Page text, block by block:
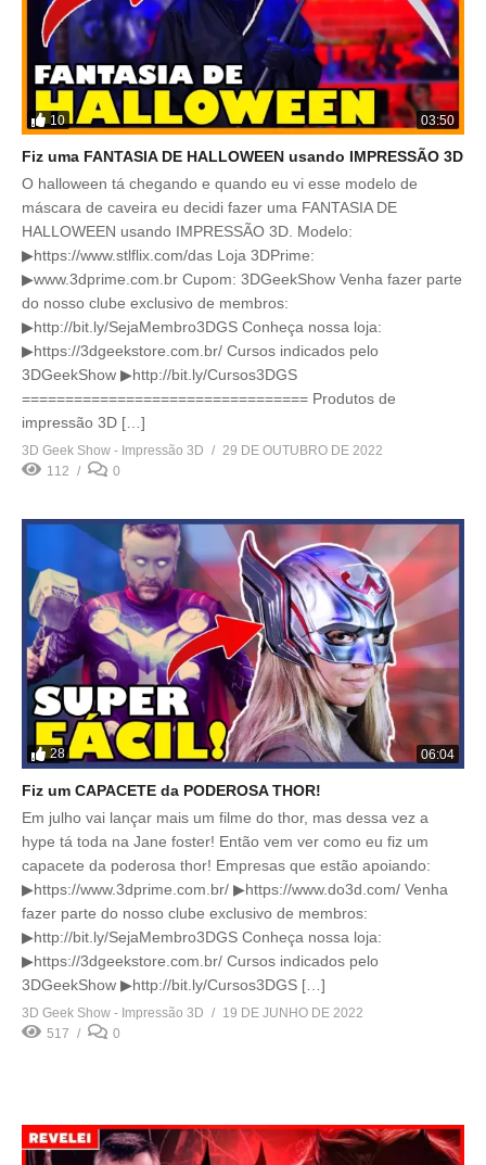
10 03:50
Fiz uma FANTASIA DE HALLOWEEN usando IMPRESSÃO 3D
O halloween tá chegando e quando eu vi esse modelo de
máscara de caveira eu decidi fazer uma FANTASIA DE
HALLOWEEN usando IMPRESSÃO 3D. Modelo:
▶https://www.stlflix.com/das Loja 3DPrime:
▶www.3dprime.com.br Cupom: 3DGeekShow Venha fazer parte
do nosso clube exclusivo de membros:
▶http://bit.ly/SejaMembro3DGS Conheça nossa loja:
▶https://3dgeekstore.com.br/ Cursos indicados pelo
3DGeekShow ▶http://bit.ly/Cursos3DGS
================================= Produtos de
impressão 3D […]
3D Geek Show - Impressão 3D
29 DE OUTUBRO DE 2022
112
0
28 06:04
Fiz um CAPACETE da PODEROSA THOR!
Em julho vai lançar mais um filme do thor, mas dessa vez a
hype tá toda na Jane foster! Então vem ver como eu fiz um
capacete da poderosa thor! Empresas que estão apoiando:
▶https://www.3dprime.com.br/ ▶https://www.do3d.com/ Venha
fazer parte do nosso clube exclusivo de membros:
▶http://bit.ly/SejaMembro3DGS Conheça nossa loja:
▶https://3dgeekstore.com.br/ Cursos indicados pelo
3DGeekShow ▶http://bit.ly/Cursos3DGS […]
3D Geek Show - Impressão 3D
19 DE JUNHO DE 2022
517
0